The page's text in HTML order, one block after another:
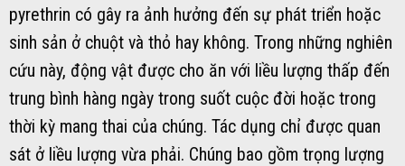
pyrethrin có gây ra ảnh hưởng đến sự phát triển hoặc
sinh sản ở chuột và thỏ hay không. Trong những nghiên
cứu này, động vật được cho ăn với liều lượng thấp đến
trung bình hàng ngày trong suốt cuộc đời hoặc trong
thời kỳ mang thai của chúng. Tác dụng chỉ được quan
sát ở liều lượng vừa phải. Chúng bao gồm trọng lượng